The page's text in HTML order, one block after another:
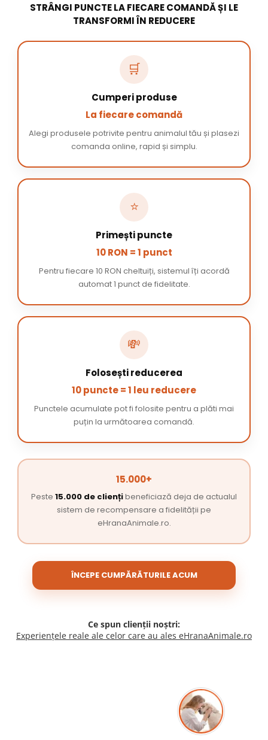
STRÂNGI PUNCTE LA FIECARE COMANDĂ ȘI LE
TRANSFORMI ÎN REDUCERE
🛒
Cumperi produse
La fiecare comandă
Alegi produsele potrivite pentru animalul tău și plasezi
comanda online, rapid și simplu.
⭐
Primești puncte
10 RON = 1 punct
Pentru fiecare 10 RON cheltuiți, sistemul îți acordă
automat 1 punct de fidelitate.
💸
Folosești reducerea
10 puncte = 1 leu reducere
Punctele acumulate pot fi folosite pentru a plăti mai
puțin la următoarea comandă.
15.000+
Peste 15.000 de cliențibeneficiază deja de actualul
sistem de recompensare a fidelității pe
eHranaAnimale.ro.
ÎNCEPE CUMPĂRĂTURILE ACUM
Ce spun clienții noștri:
Experiențele reale ale celor care au ales eHranaAnimale.ro